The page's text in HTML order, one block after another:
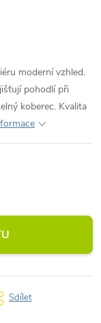
moderní vzhled.
pohodlí při
koberec. Kvalita
Sdílet